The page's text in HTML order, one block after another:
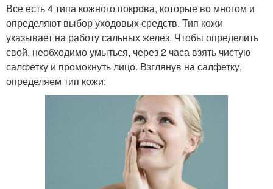
Все есть 4 типа кожного покрова, которые во многом и
определяют выбор уходовых средств. Тип кожи
указывает на работу сальных желез. Чтобы определить
свой, необходимо умыться, через 2 часа взять чистую
салфетку и промокнуть лицо. Взглянув на салфетку,
определяем тип кожи: